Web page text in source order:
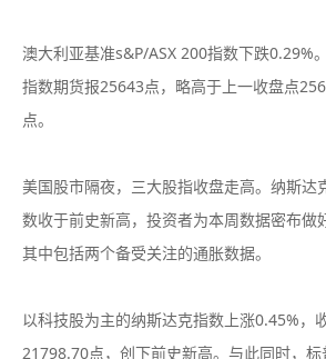
澳大利亚基准s&P/ASX 200指数下跌0.29%
指数期货报25643点，略高于上一收盘点
点。
美国股市隔夜，三大股指收盘走高。纳斯达
数收于前史新高，投资者为本周数据密布做
其中包括两个备受关注的通胀数据。
以科技股为主的纳斯达克指数上涨0.45%，
21798.70点，创下前史新高。与此同时，